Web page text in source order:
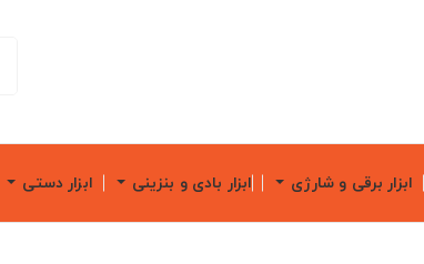
ابزار برقی و شارژی ابزار بادی و بنزینی ابزار دستی